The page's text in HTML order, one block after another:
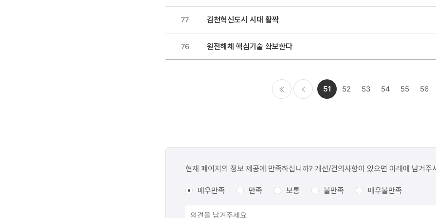
77 김천혁신도시 시대 활짝
76 원전해체 핵심기술 확보한다
51 52 53 54 55 56
만족도현재 페이지의 정보 제공에 만족하십니까? 개선/건의사항이 있으면 아래에 남겨주
매우만족 만족 보통 불만족 매우불만족